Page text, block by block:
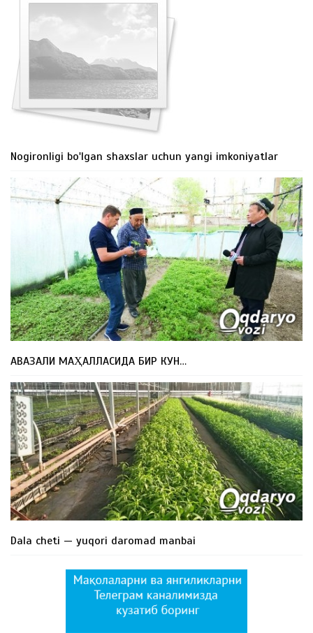
Nogironligi bo'lgan shaxslar uchun yangi imkoniyatlar
АВАЗАЛИ МАҲАЛЛАСИДА БИР КУН…
Dala cheti — yuqori daromad manbai